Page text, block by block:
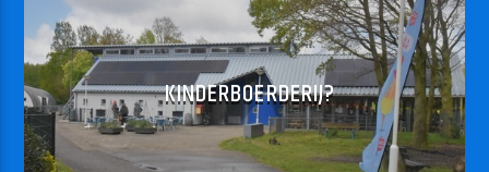
KINDERBOERDERIJ?